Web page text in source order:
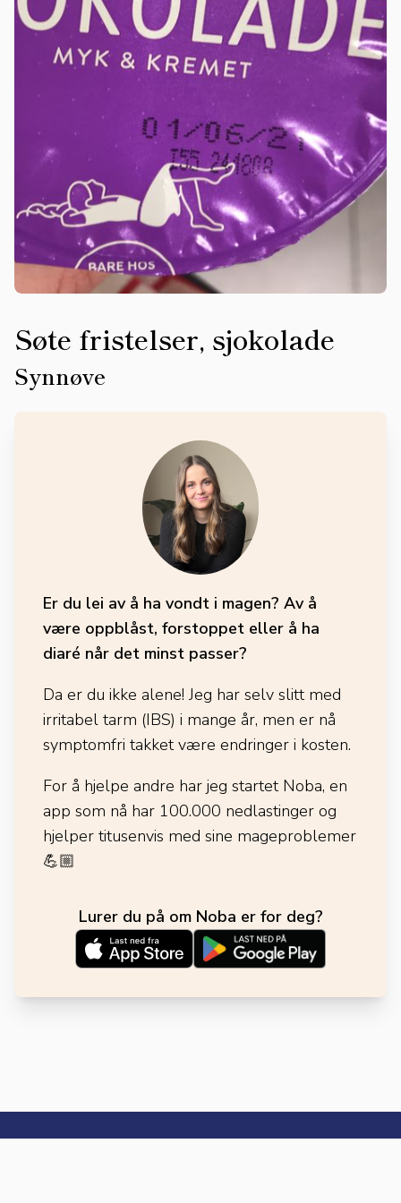
Søte fristelser, sjokolade
Synnøve
Er du lei av å ha vondt i magen? Av å
være oppblåst, forstoppet eller å ha
diaré når det minst passer?
Da er du ikke alene! Jeg har selv slitt med
irritabel tarm (IBS) i mange år, men er nå
symptomfri takket være endringer i kosten.
For å hjelpe andre har jeg startet Noba, en
app som nå har 100.000 nedlastinger og
hjelper titusenvis med sine mageproblemer
💪🏼
Lurer du på om Noba er for deg?